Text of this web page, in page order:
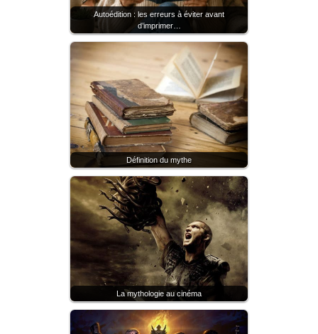
Autoédition : les erreurs à éviter avant
d’imprimer…
Définition du mythe
La mythologie au cinéma